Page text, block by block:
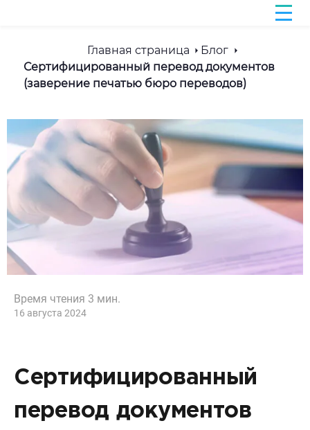
Главная страница
Блог
Сертифицированный перевод документов
(заверение печатью бюро переводов)
Время чтения 3 мин.
16 августа 2024
Сертифицированный
перевод документов